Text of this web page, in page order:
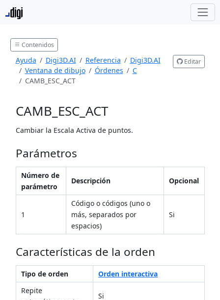
Contenidos
Ayuda Digi3D.AI Referencia
Digi3D.AI
Ventana de dibujo
Órdenes
C
CAMB_ESC_ACT
Editar
CAMB_ESC_ACT
Cambiar la Escala Activa de puntos.
Parámetros
Número de
parámetro
Descripción Opcional
1
Código o códigos (uno o
más, separados por
espacios)
Si
Características de la orden
Tipo de orden
Orden interactiva
Repite
Si